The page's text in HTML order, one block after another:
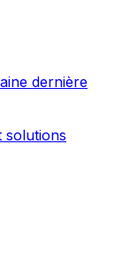
dernière
solutions